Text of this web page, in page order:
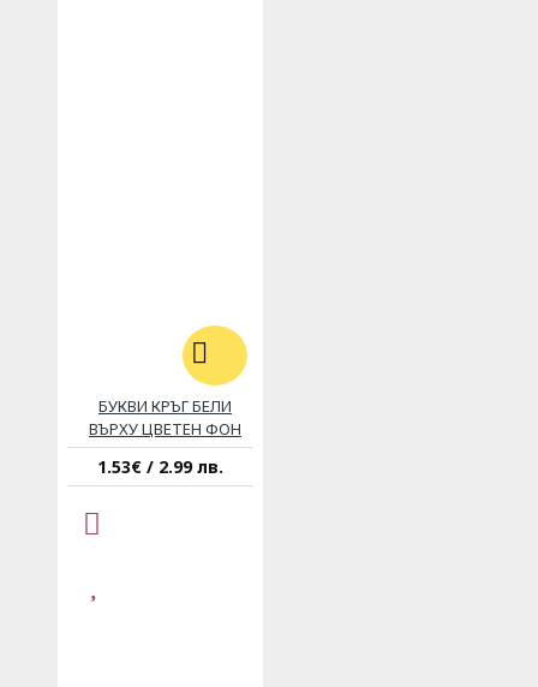
БУКВИ КРЪГ БЕЛИ
ВЪРХУ ЦВЕТЕН ФОН
1.53€ / 2.99 лв.